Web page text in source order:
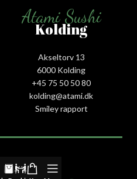
Atami Sushi
Kolding
Akseltorv 13
6000 Kolding
+45 75 50 50 80
kolding@atami.dk
Smiley rapport